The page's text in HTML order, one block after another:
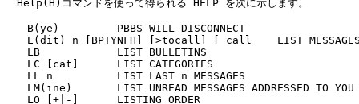
Help(H)コマンドを使って得られる HELP を次に示します。
B(ye)         PBBS WILL DISCONNECT
E(dit) n [BPTYNFH] [>tocall] [
call    LIST MESSAGES
LB            LIST BULLETINS
LC [cat]      LIST CATEGORIES
LL n          LIST LAST n MESSAGES
LM(ine)       LIST UNREAD MESSAGES ADDRESSED TO YOU
LO [+|-]      LISTING ORDER